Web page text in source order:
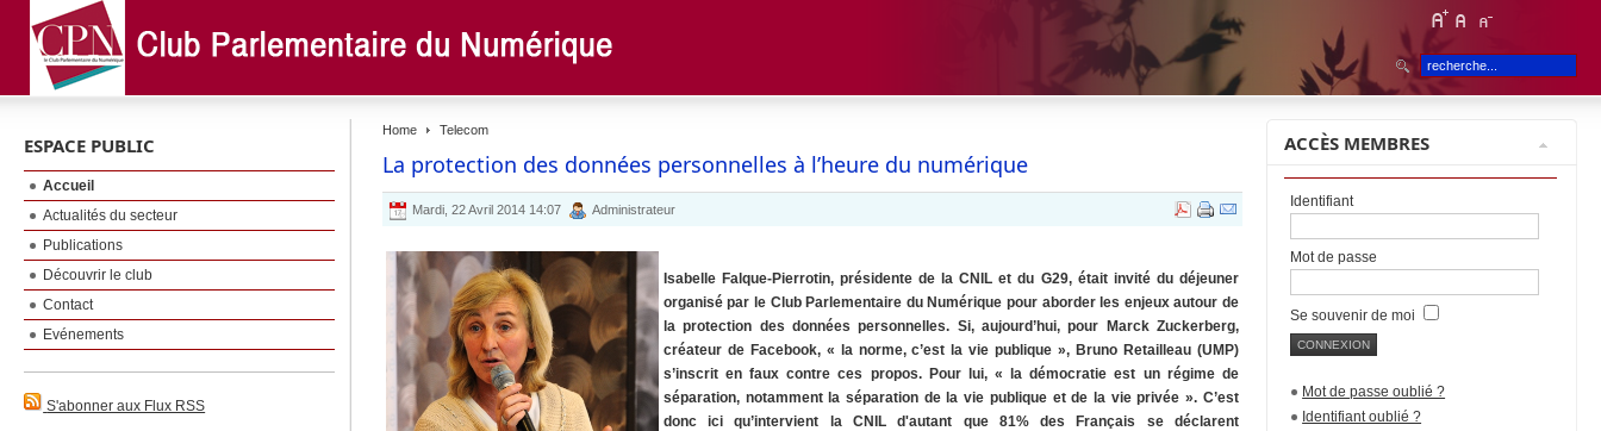
Home Telecom
La protection des données personnelles à l’heure du numérique
Mardi, 22 Avril 2014 14:07 Administrateur
Isabelle Falque-Pierrotin, présidente de la CNIL et du G29, était invité du déjeuner
organisé par le Club Parlementaire du Numérique pour aborder les enjeux autour de
la protection des données personnelles. Si, aujourd’hui, pour Marck Zuckerberg,
créateur de Facebook, « la norme, c’est la vie publique », Bruno Retailleau (UMP)
s’inscrit en faux contre ces propos. Pour lui, « la démocratie est un régime de
séparation, notamment la séparation de la vie publique et de la vie privée ». C’est
donc ici qu’intervient la CNIL d'autant que 81% des Français se déclarent
ESPACE PUBLIC
Accueil
Actualités du secteur
Publications
Découvrir le club
Contact
Evénements
S'abonner aux Flux RSS
ACCÈS MEMBRES
Identifiant
Mot de passe
Se souvenir de moi
Mot de passe oublié ?
Identifiant oublié ?